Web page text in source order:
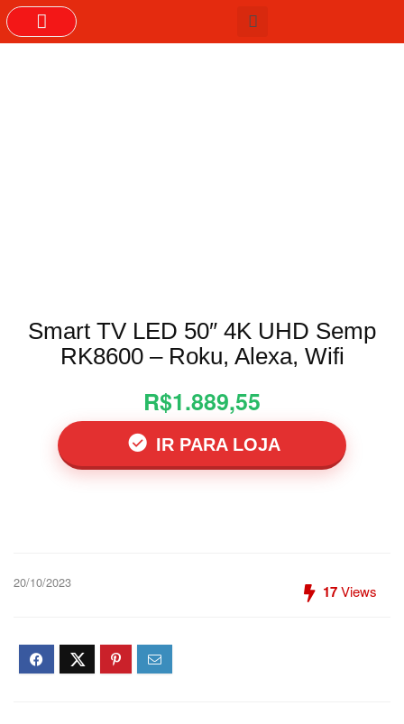
Smart TV LED 50″ 4K UHD Semp
RK8600 – Roku, Alexa, Wifi
R$1.889,55
IR PARA LOJA
20/10/2023 17Views